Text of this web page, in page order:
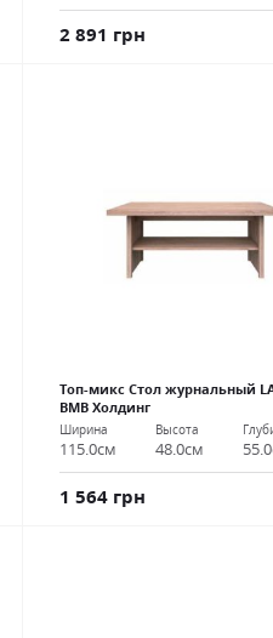
2 891 грн
Топ-микс Стол журнальный
ВМВ Холдинг
Ширина
115.0см
Высота
48.0см
1 564 грн